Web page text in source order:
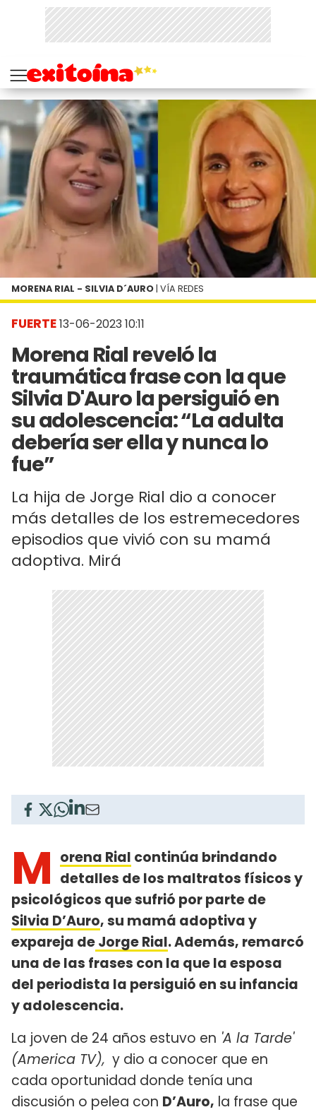
FUERTE13-06-2023 10:11
Morena Rial reveló la
traumática frase con la que
Silvia D'Auro la persiguió en
su adolescencia: “La adulta
debería ser ella y nunca lo
fue”
La hija de Jorge Rial dio a conocer
más detalles de los estremecedores
episodios que vivió con su mamá
adoptiva. Mirá
MORENA RIAL - SILVIA D´AURO | VÍA REDES
M orena Rial continúa brindando
detalles de los maltratos físicos y
psicológicos que sufrió por parte de
Silvia D’Auro, su mamá adoptiva y
expareja deJorge Rial. Además, remarcó
una de las frases con la que la esposa
del periodista la persiguió en su infancia
y adolescencia.
La joven de 24 años estuvo en 'A la Tarde'
(America TV), y dio a conocer que en
cada oportunidad donde tenía una
discusión o pelea con D’Auro, la frase que